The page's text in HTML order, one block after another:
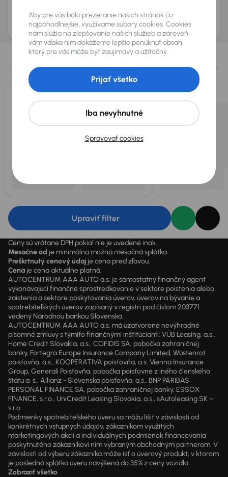
AURES Holdings a.s., so sídlom Dopravákov 874/15, Čimice, 184 00 Praha 8 bude
uchovávať a spracovávať vaše osobné údaje v súlade so zásadami ochrany a
spracovania osobných údajov.
Vybrali sme pre vás
Vyberáme pre vás tienajlepšie vozidláz našej ponuky. Každý deň
pre vás vykúpimeaž 400 vozidiel
Upraviť filter
Ceny sú vrátane DPH pokiaľ nie je uvedené inak.
Mesačne od je minimálna možná mesačná splátka.
Preškrtnutý cenový údaj je cena pred zľavou.
Cena je cena aktuálne platná.
AUTOCENTRUM AAA AUTO a.s. je samostatný finančný agent
vykonávajúci finančné sprostredkovanie v sektore poistenia alebo
zaistenia a sektore poskytovania úverov, úverov na bývanie a
spotrebiteľských úverov zapísaný v registri pod číslom 203771
vedený Národnou bankou Slovenska.
AUTOCENTRUM AAA AUTO a.s. má uzatvorené nevýhradné
písomné zmluvy s týmito finančnými inštitúciami: VÚB Leasing, a.s.,
Home Credit Slovakia, a.s., COFIDIS SA, pobočka zahraničnej
banky, Fortegra Europe Insurance Company Limited, Wüstenrot
poisťovňa, a.s., KOOPERATIVA poisťovňa, a.s. Vienna Insurance
Group, Generali Poisťovňa, pobočka poisťovne z iného členského
štátu a. s., Allianz - Slovenská poisťovňa, a.s., BNP PARIBAS
PERSONAL FINANCE SA, pobočka zahraničnej banky, ESSOX
FINANCE, s.r.o., UniCredit Leasing Slovakia, a.s., sAutoleasing SK –
s.r.o.
Podmienky spotrebiteľského úveru sa môžu líšiť v závislosti od
konkrétnych vstupných údajov, zákazníkom využitých
marketingových akcií a individuálnych podmienok financovania
poskytnutého zákazníkovi ním vybraným obchodným partnerom. V
závislosti od výberu zákazníka môže ísť o úverový produkt, v ktorom
je posledná splátka úveru navýšená do 35% z ceny vozidla.
Zobraziť všetko
Aby pre vás bolo prezeranie našich stránok čo
najpohodlnejšie, využívame súbory cookies. Cookies
nám slúžia na zlepšovanie našich služieb a zároveň
vám vďaka nim dokážeme lepšie ponúknuť obsah,
ktorý pre vás môže byť zaujímavý a užitočný.
Spravovať cookies
Iba nevyhnutné
Prijať všetko